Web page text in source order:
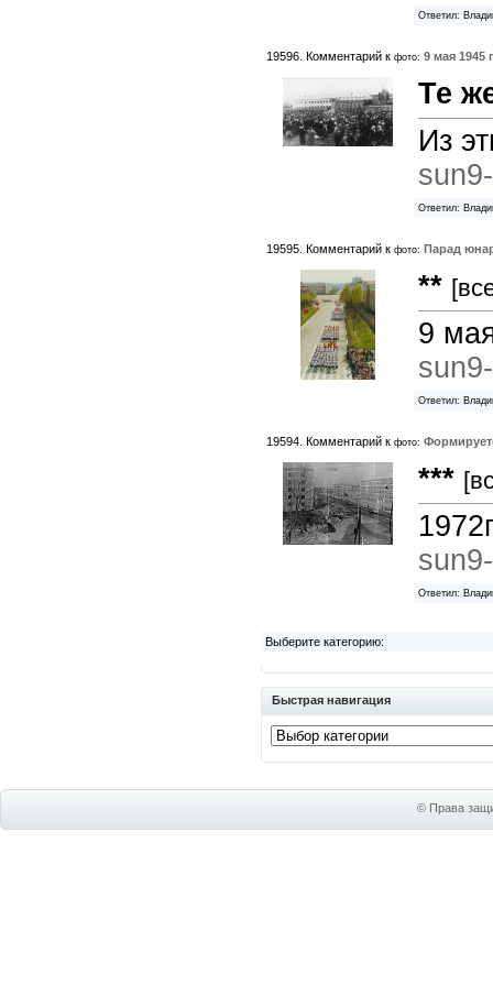
Ответил:
19596. Комментарий к фото: 9 мая 1945
Те
Из
Ответил:
19595. Комментарий к фото: Парад
**
9
Ответил:
19594. Комментарий к фото:
***
Ответил:
Выберите категорию:
Быстрая навигация
© Права